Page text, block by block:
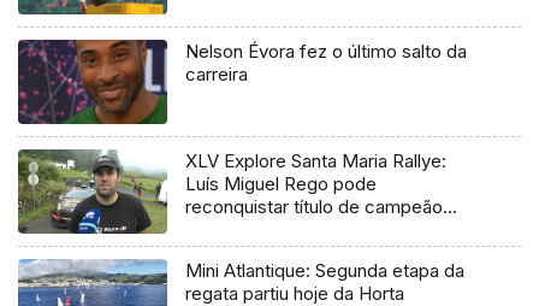
Nelson Évora fez o último salto da
carreira
XLV Explore Santa Maria Rallye:
Luís Miguel Rego pode
reconquistar título de campeão
Mini Atlantique: Segunda etapa da
regata partiu hoje da Horta